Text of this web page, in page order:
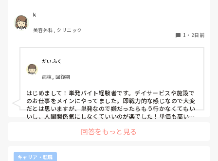
ような雰囲気なのか知りたいです。
k
美容外科, クリニック
1 ・ 2日前
だいふく
病棟, 回復期
はじめまして！単発バイト経験者です。デイサービスや施設で
のお仕事をメインにやってました。即戦力的な感じなので大変
だとは思いますが、単発なので嫌だったらもう行かなくてもい
いし、人間関係気にしなくていいのが楽でした！単価も高いで
にちに空きがあるか分からないのでそこは難点ですかね。
回答をもっと見る
キャリア・転職